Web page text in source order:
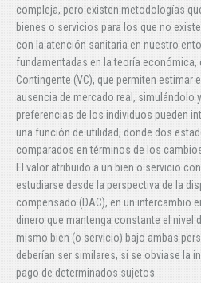
compleja, pero existen metodologías
bienes o servicios para los que no
con la atención sanitaria en nuestro
fundamentadas en la teoría
Contingente (VC), que permiten estimar
ausencia de mercado real, simulándolo
preferencias de los individuos pueden
una función de utilidad, donde dos
comparados en términos de los
El valor atribuido a un bien o servicio
estudiarse desde la perspectiva de la
compensado (DAC), en un intercambio
dinero que mantenga constante el nivel
mismo bien (o servicio) bajo ambas
deberían ser similares, si se obviase la
pago de determinados sujetos.